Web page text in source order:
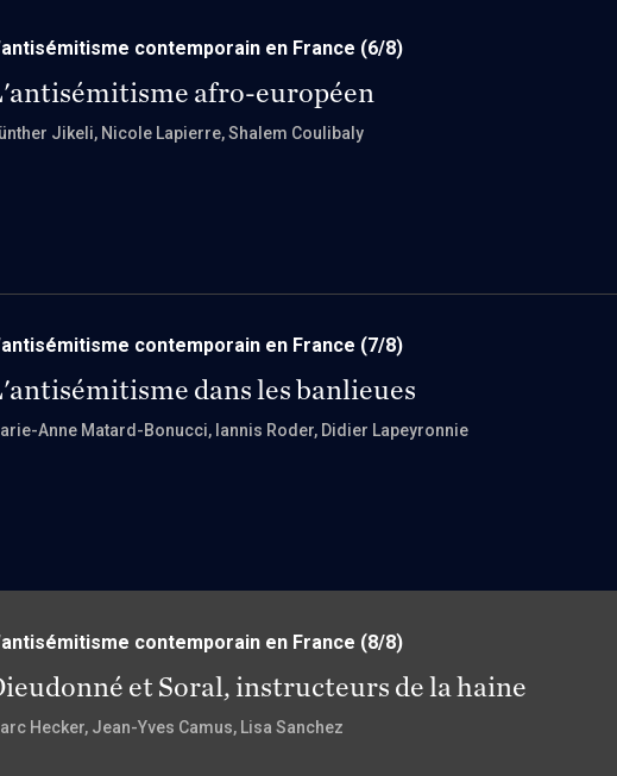
contemporain en France (6/8)
afro-européen
Jikeli, Nicole Lapierre, Shalem Coulibaly
contemporain en France (7/8)
dans les banlieues
Anne Matard-Bonucci, Iannis Roder, Didier Lapeyronnie
contemporain en France (8/8)
et Soral, instructeurs de la haine
Hecker, Jean-Yves Camus, Lisa Sanchez